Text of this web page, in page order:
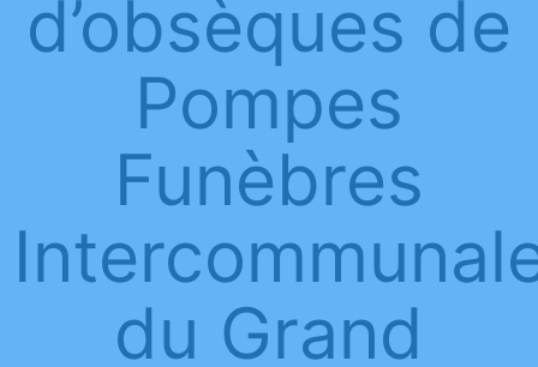
d’obsèques de
Pompes
Funèbres
du Grand